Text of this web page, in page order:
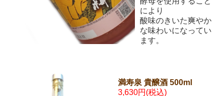
により
酸味のきいた爽やか
な味わいになってい
ます。
満寿泉 貴醸酒 500ml
3,630円(税込)